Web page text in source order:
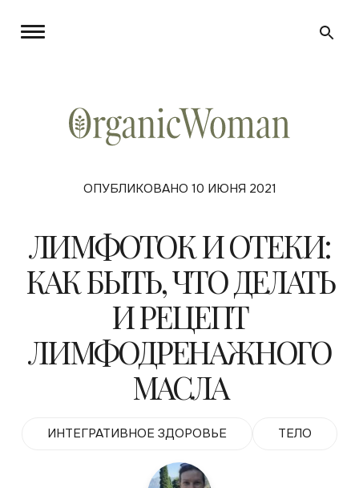
ОПУБЛИКОВАНО 10 ИЮНЯ 2021
ЛИМФОТОК И ОТЕКИ:
КАК БЫТЬ, ЧТО ДЕЛАТЬ
И РЕЦЕПТ
ЛИМФОДРЕНАЖНОГО
МАСЛА
ИНТЕГРАТИВНОЕ ЗДОРОВЬЕ ТЕЛО